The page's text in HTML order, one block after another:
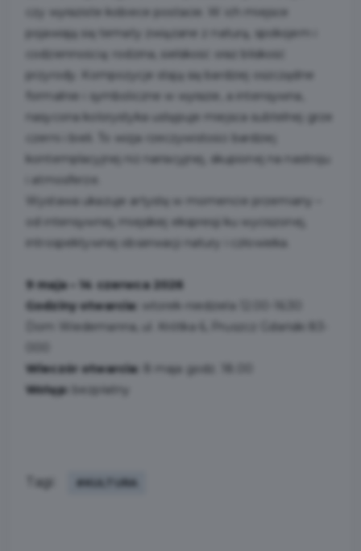
czy wyraziste kobiece postacie. W ich miejsce
pojawiają się tematy związane z naturą, spokojem i
codziennością: rodzina, sielskość oraz bliskość
przyrody. Kompozycje stają się bardziej oszczędne
formalnie i symboliczne w wyrazie, a intensywna,
nasycona kolorystyka ustępuje miejsca subtelnej grze
czerni i bieli. To wizja rzeczywistości bardziej
kontemplacyjnej niż narracyjnej, skupionej na nastroju
i atmosferze.
Wystawa ukazuje artystę w momencie przemiany –
od intensywnej, miejskiej ekspresji ku wyciszonej,
introspektywnej obserwacji natury i człowieka.
9 maja – 14 czerwca 2026
Godziny otwarcia:
wtorek-niedziela 12.00-16:30
Dom Wiedemanna, ul. Krótka 6, Pruszcz Gdański 83-
Wieczór otwarcia:
8 maja godz. 18.00
Wstęp:
bezpłatny
Tagi: #KULTURA